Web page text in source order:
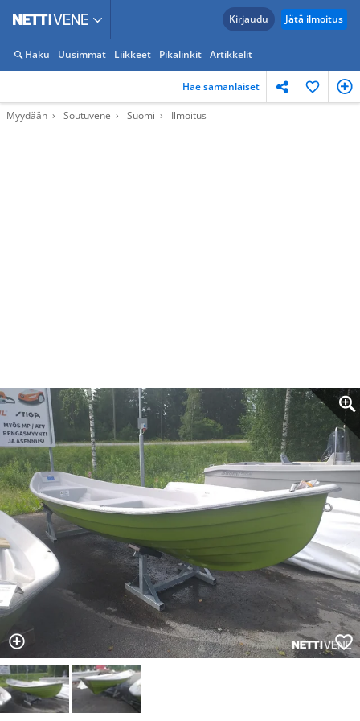
Kirjaudu Jätä ilmoitus
Haku Uusimmat Liikkeet Pikalinkit Artikkelit
Hae samanlaiset
Myydään Soutuvene Suomi Ilmoitus